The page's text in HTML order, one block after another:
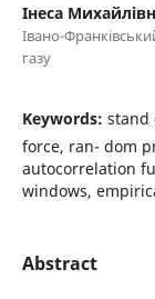
Інеса
Івано-
газу
Keywords: stand
force, ran- dom
autocorrelation
windows,
Abstract